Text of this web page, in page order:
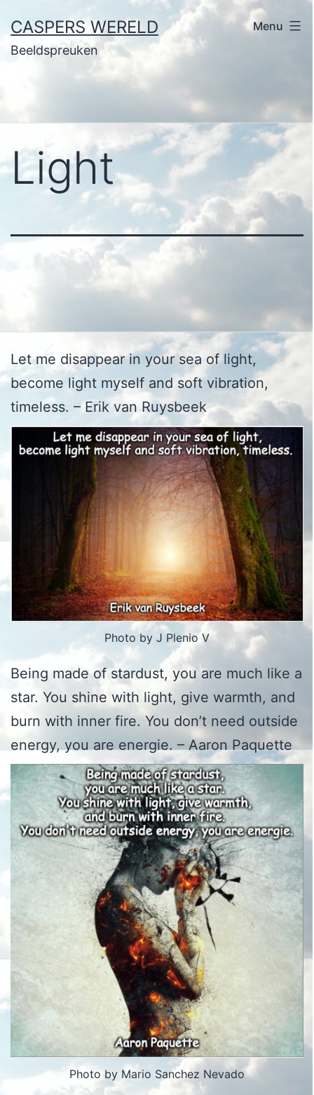
naar
de
CASPERS WERELD
Beeldspreuken
Menu
Light
Let me disappear in your sea of light,
become light myself and soft vibration,
timeless. – Erik van Ruysbeek
Photo by J Plenio V
Being made of stardust, you are much like a
star. You shine with light, give warmth, and
burn with inner fire. You don’t need outside
energy, you are energie. – Aaron Paquette
Photo by Mario Sanchez Nevado